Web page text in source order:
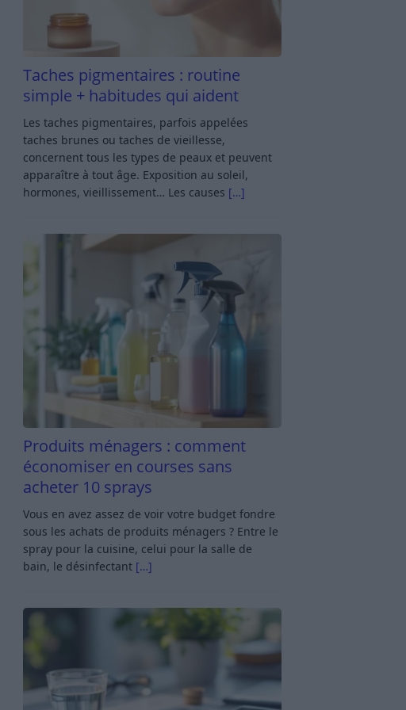
Taches pigmentaires : routine
simple + habitudes qui aident
Les taches pigmentaires, parfois appelées
taches brunes ou taches de vieillesse,
concernent tous les types de peaux et peuvent
apparaître à tout âge. Exposition au soleil,
hormones, vieillissement… Les causes […]
Produits ménagers : comment
économiser en courses sans
acheter 10 sprays
Vous en avez assez de voir votre budget fondre
sous les achats de produits ménagers ? Entre le
spray pour la cuisine, celui pour la salle de
bain, le désinfectant […]